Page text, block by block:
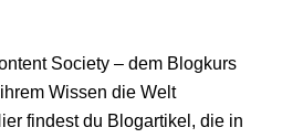
Society – dem Blogkurs
Wissen die Welt
findest du Blogartikel, die in